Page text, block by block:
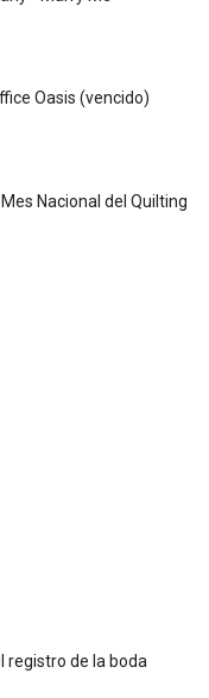
Oasis (vencido)
Nacional del Quilting
registro de la boda